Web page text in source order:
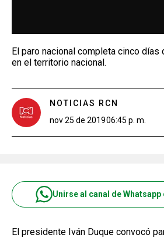
El paro nacional completa cinco
en el territorio nacional.
NOTICIAS RCN
nov 25 de 201906:45 p. m.
Unirse al canal de Whatsapp
El presidente Iván Duque convocó